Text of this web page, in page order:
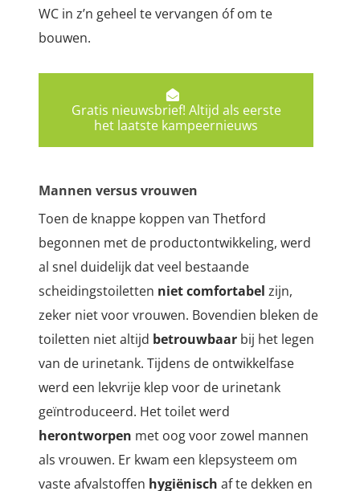
WC in z’n geheel te vervangen óf om te
bouwen.
Gratis nieuwsbrief! Altijd als eerste
het laatste kampeernieuws
Mannen versus vrouwen
Toen de knappe koppen van Thetford
begonnen met de productontwikkeling, werd
al snel duidelijk dat veel bestaande
scheidingstoiletten niet comfortabel zijn,
zeker niet voor vrouwen. Bovendien bleken de
toiletten niet altijd betrouwbaar bij het legen
van de urinetank. Tijdens de ontwikkelfase
werd een lekvrije klep voor de urinetank
geïntroduceerd. Het toilet werd
herontworpen met oog voor zowel mannen
als vrouwen. Er kwam een klepsysteem om
vaste afvalstoffen hygiënisch af te dekken en